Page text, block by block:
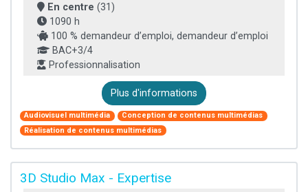
En centre (31)
1090 h
100 % demandeur d’emploi, demandeur d’emploi
BAC+3/4
Professionnalisation
Plus d'informations
Audiovisuel multimédia
Conception de contenus multimédias
Réalisation de contenus multimédias
3D Studio Max - Expertise